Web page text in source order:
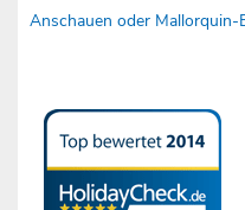
Anschauen oder Mallorquin-